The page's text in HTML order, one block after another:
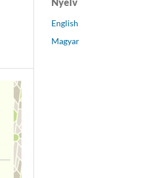
English
Magyar